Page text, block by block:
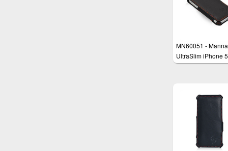
MN60051 - Manna
UltraSlim iPhone 5
iPhone 5s